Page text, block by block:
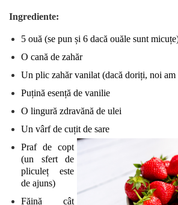
Ingrediente:
5 ouă (se pun și 6 dacă ouăle sunt
O cană de zahăr
Un plic zahăr vanilat (dacă doriți, noi am
Puțină esență de vanilie
O lingură zdravănă de ulei
Un vârf de cuțit de sare
Praf de copt
(un sfert de
pliculeț este
de ajuns)
Făină cât